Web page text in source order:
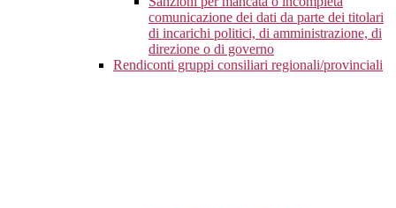
comunicazione dei dati da parte dei titolari
di incarichi politici, di amministrazione, di
direzione o di governo
Rendiconti gruppi consiliari regionali/provinciali